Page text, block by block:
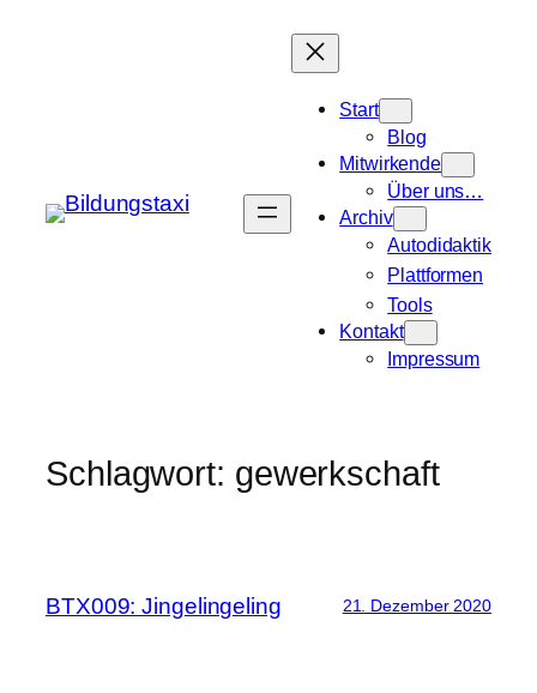
Start
Blog
Mitwirkende
Über uns…
Archiv
Autodidaktik
Plattformen
Tools
Kontakt
Impressum
Schlagwort: gewerkschaft
BTX009: Jingelingeling 21. Dezember 2020